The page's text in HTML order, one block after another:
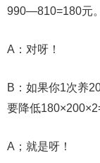
990―810=180元。
A：对呀！
B：如果你1次养
要降低
A；就是呀！